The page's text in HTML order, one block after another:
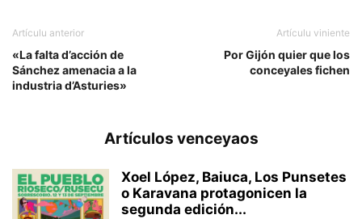
Artículu anterior
«La falta d’acción de
Sánchez amenacia a la
industria d’Asturies»
Artículu viniente
Por Gijón quier que los
conceyales fichen
Artículos venceyaos
Xoel López, Baiuca, Los Punsetes
o Karavana protagonicen la
segunda edición...